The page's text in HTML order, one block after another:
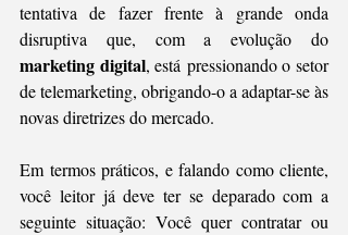
tentativa de fazer frente à grande onda
marketing digital, está pressionando o setor
de telemarketing, obrigando-o a adaptar-se às
novas diretrizes do mercado.
Em termos práticos, e falando como cliente,
você leitor já deve ter se deparado com a
seguinte situação: Você quer contratar ou